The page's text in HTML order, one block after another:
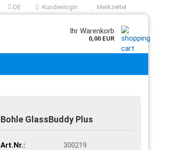
DE Kundenlogin Merkzettel
Ihr Warenkorb
0,00 EUR
Bohle GlassBuddy Plus
Art.Nr.:
300219